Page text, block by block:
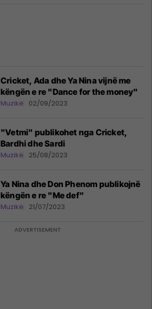
Cricket, Ada dhe Ya Nina vijnë me
këngën e re "Dance for the money"
Muzikë 02/09/2023
"Vetmi" publikohet nga Cricket,
Bardhi dhe Sardi
Muzikë 25/08/2023
Ya Nina dhe Don Phenom publikojnë
këngën e re "Me def"
Muzikë 21/07/2023